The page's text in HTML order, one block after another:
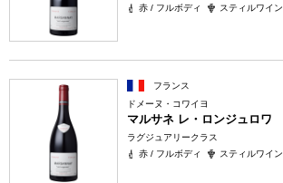
赤 / フルボディ
スティルワイン
フランス
ドメーヌ・コワイヨ
マルサネ レ・ロンジュロワ
ラグジュアリークラス
赤 / フルボディ
スティルワイン